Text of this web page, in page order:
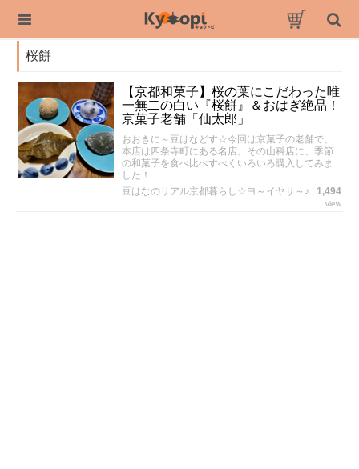
桜餅
【京都和菓子】桜の葉にこだわった唯
一無二の白い『桜餅』＆おはぎ絶品！
京菓子老舗「仙太郎」
おおきに～豆はなどす☆今回は京菓子の老舗で、
本店は四条寺町にある名店。その山科店に、季節
の和菓子を食べ比べすべくいろいろ購入してみま
した！
豆はなのリアル京都暮らし☆ヨ～イヤサ～♪
1,494
view